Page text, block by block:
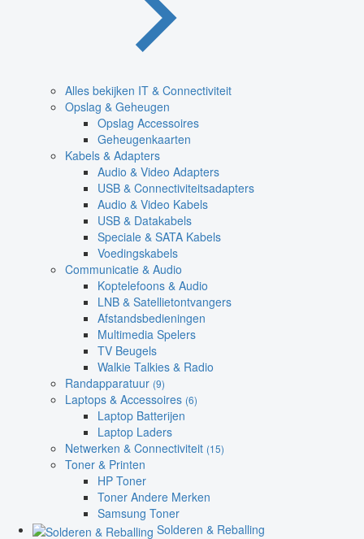
Alles bekijken IT & Connectiviteit
Opslag & Geheugen
Opslag Accessoires
Geheugenkaarten
Kabels & Adapters
Audio & Video Adapters
USB & Connectiviteitsadapters
Audio & Video Kabels
USB & Datakabels
Speciale & SATA Kabels
Voedingskabels
Communicatie & Audio
Koptelefoons & Audio
LNB & Satellietontvangers
Afstandsbedieningen
Multimedia Spelers
TV Beugels
Walkie Talkies & Radio
Randapparatuur (9)
Laptops & Accessoires (6)
Laptop Batterijen
Laptop Laders
Netwerken & Connectiviteit (15)
Toner & Printen
HP Toner
Toner Andere Merken
Samsung Toner
Solderen & Reballing